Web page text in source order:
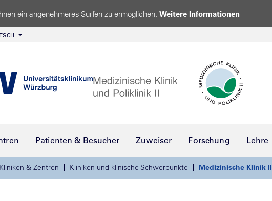
ein angenehmeres Surfen zu ermöglichen. Weitere Informationen
Patienten & Besucher Zuweiser Forschung Lehre
Kliniken & Zentren Kliniken und klinische Schwerpunkte Medizinische Klinik II